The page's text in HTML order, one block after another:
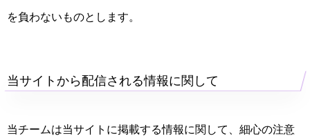
を負わないものとします。
当サイトから配信される情報に関して
当チームは当サイトに掲載する情報に関して、細心の注意